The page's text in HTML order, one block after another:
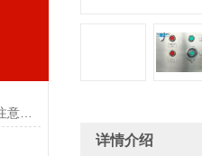
在使用加压浸水试验箱时，需要注意以下几点
详情介绍